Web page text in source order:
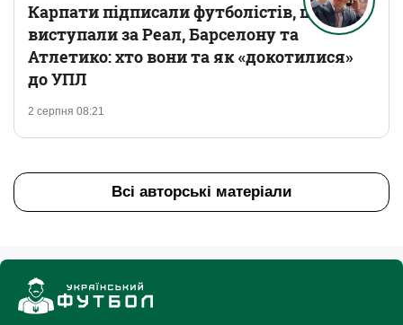
2 серпня 08:21
Карпати підписали футболістів, що
виступали за Реал, Барселону та
Атлетико: хто вони та як «докотилися»
до УПЛ
Всі авторські матеріали